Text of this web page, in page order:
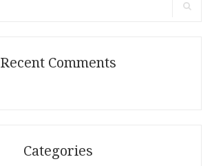
Recent Comments
Categories